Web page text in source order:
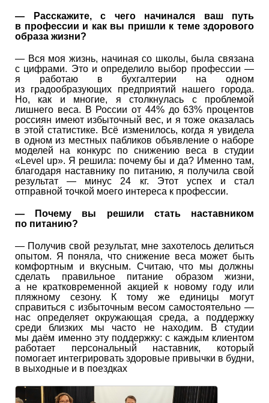
— Расскажите, с чего начинался ваш путь
в профессии и как вы пришли к теме здорового
образа жизни?
— Вся моя жизнь, начиная со школы, была связана
с цифрами. Это и определило выбор профессии —
я работаю в бухгалтерии на одном
из градообразующих предприятий нашего города.
Но, как и многие, я столкнулась с проблемой
лишнего веса. В России от 44% до 63% процентов
россиян имеют избыточный вес, и я тоже оказалась
в этой статистике. Всё изменилось, когда я увидела
в одном из местных пабликов объявление о наборе
моделей на конкурс по снижению веса в студии
«Level up». Я решила: почему бы и да? Именно там,
благодаря наставнику по питанию, я получила свой
результат — минус 24 кг. Этот успех и стал
отправной точкой моего интереса к профессии.
— Почему вы решили стать наставником
по питанию?
— Получив свой результат, мне захотелось делиться
опытом. Я поняла, что снижение веса может быть
комфортным и вкусным. Считаю, что мы должны
сделать правильное питание образом жизни,
а не кратковременной акцией к новому году или
пляжному сезону. К тому же единицы могут
справиться с избыточным весом самостоятельно —
нас определяет окружающая среда, а поддержку
среди близких мы часто не находим. В студии
мы даём именно эту поддержку: с каждым клиентом
работает персональный наставник, который
помогает интегрировать здоровые привычки в будни,
в выходные и в поездках